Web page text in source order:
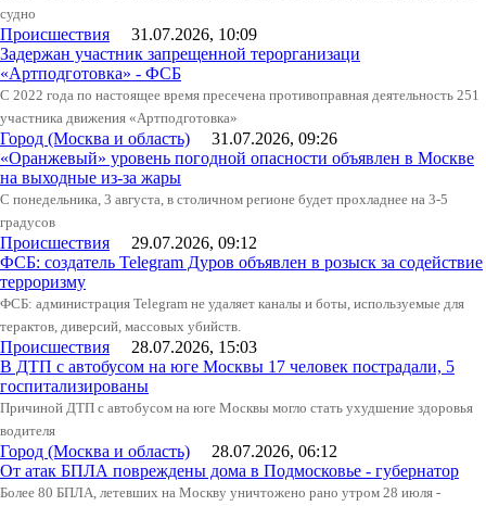
судно
Происшествия 31.07.2026, 10:09
Задержан участник запрещенной терорганизаци
«Артподготовка» - ФСБ
С 2022 года по настоящее время пресечена противоправная деятельность 251
участника движения «Артподготовка»
Город (Москва и область) 31.07.2026, 09:26
«Оранжевый» уровень погодной опасности объявлен в Москве
на выходные из-за жары
С понедельника, 3 августа, в столичном регионе будет прохладнее на 3-5
градусов
Происшествия 29.07.2026, 09:12
ФСБ: создатель Telegram Дуров объявлен в розыск за содействие
терроризму
ФСБ: администрация Telegram не удаляет каналы и боты, используемые для
терактов, диверсий, массовых убийств.
Происшествия 28.07.2026, 15:03
В ДТП с автобусом на юге Москвы 17 человек пострадали, 5
госпитализированы
Причиной ДТП с автобусом на юге Москвы могло стать ухудшение здоровья
водителя
Город (Москва и область) 28.07.2026, 06:12
От атак БПЛА повреждены дома в Подмосковье - губернатор
Более 80 БПЛА, летевших на Москву уничтожено рано утром 28 июля -